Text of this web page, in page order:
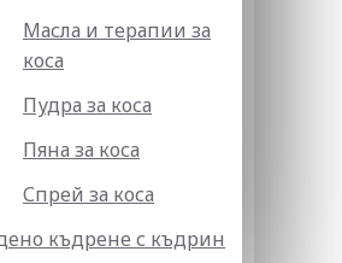
Масла и терапии за
коса
Пудра за коса
Пяна за коса
Спрей за коса
къдрене с къдрин